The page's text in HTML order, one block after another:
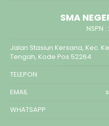
SMA
NSPN :
Jalan Stasiun Kersana, Kec.
Tengah, Kode Pos 52264
TELEPON
EMAIL
WHATSAPP